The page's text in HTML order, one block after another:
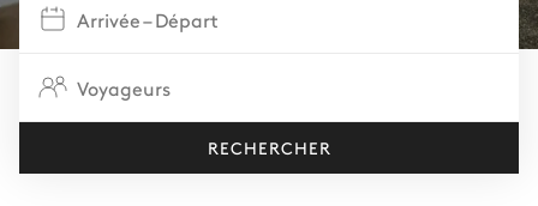
Arrivée – Départ
Voyageurs
RECHERCHER